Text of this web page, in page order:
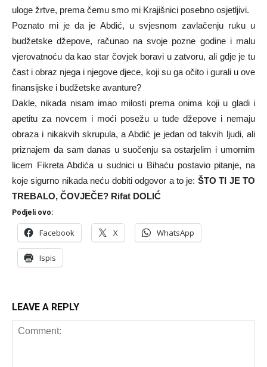
uloge žrtve, prema čemu smo mi Krajišnici posebno osjetljivi.
Poznato mi je da je Abdić, u svjesnom zavlačenju ruku u
budžetske džepove, računao na svoje pozne godine i malu
vjerovatnoću da kao star čovjek boravi u zatvoru, ali gdje je tu
čast i obraz njega i njegove djece, koji su ga očito i gurali u ove
finansijske i budžetske avanture?
Dakle, nikada nisam imao milosti prema onima koji u gladi i
apetitu za novcem i moći posežu u tuđe džepove i nemaju
obraza i nikakvih skrupula, a Abdić je jedan od takvih ljudi, ali
priznajem da sam danas u suočenju sa ostarjelim i umornim
licem Fikreta Abdića u sudnici u Bihaću postavio pitanje, na
koje sigurno nikada neću dobiti odgovor a to je: ŠTO TI JE TO
TREBALO, ČOVJEČE? Rifat DOLIĆ
Podjeli ovo:
Facebook X WhatsApp
Ispis
LEAVE A REPLY